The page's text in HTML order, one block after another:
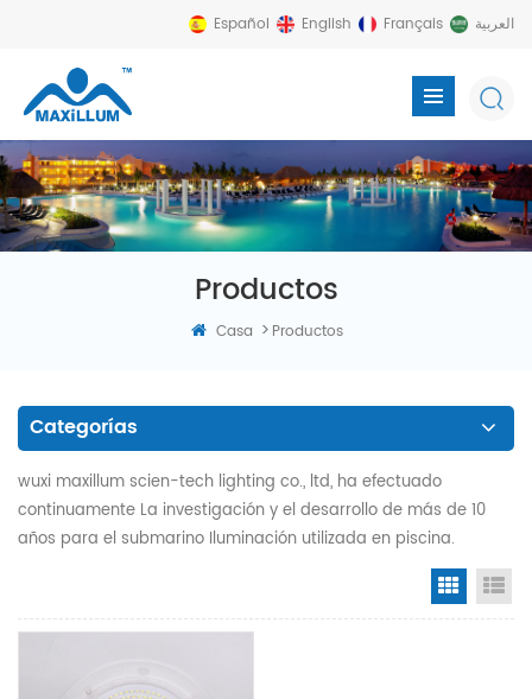
Español English Français العربية
Productos
Casa > Productos
Categorías
wuxi maxillum scien-tech lighting co., ltd, ha efectuado
continuamente La investigación y el desarrollo de más de 10
años para el submarino Iluminación utilizada en piscina.
Grid